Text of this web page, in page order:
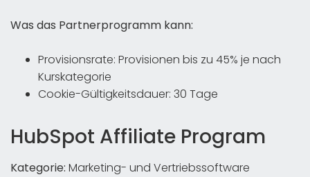
Was das Partnerprogramm kann:
Provisionsrate: Provisionen bis zu 45% je nach
Kurskategorie
Cookie-Gültigkeitsdauer: 30 Tage
HubSpot Affiliate Program
Kategorie: Marketing- und Vertriebssoftware